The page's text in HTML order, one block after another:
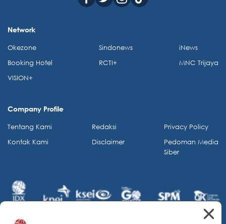
Network
Okezone
Booking Hotel
VISION+
Sindonews
RCTI+
iNews
MNC Trijaya
Company Profile
Tentang Kami
Kontak Kami
Redaksi
Disclaimer
Privacy Policy
Pedoman Media
Siber